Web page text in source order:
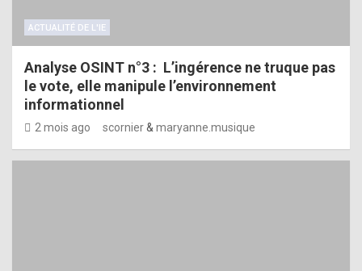
ACTUALITÉ DE L'IE
Analyse OSINT n°3 : L’ingérence ne truque pas
le vote, elle manipule l’environnement
informationnel
2 mois ago scornier& maryanne.musique